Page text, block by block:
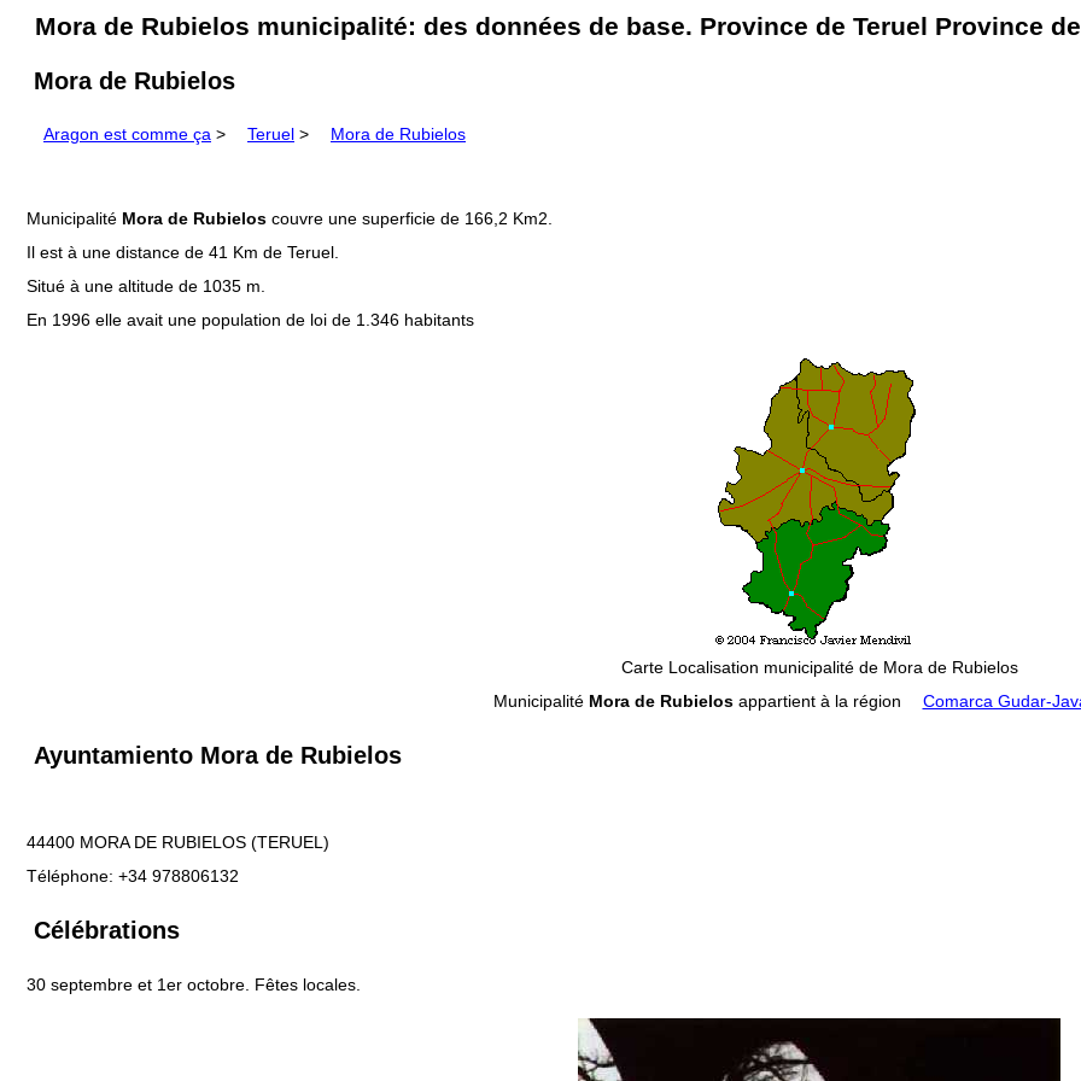
Mora de Rubielos municipalité: des données de base. Province de Teruel Province
Mora de Rubielos
Aragon est comme ça > Teruel > Mora de Rubielos
Municipalité Mora de Rubielos couvre une superficie de 166,2 Km2.
Il est à une distance de 41 Km de Teruel.
Situé à une altitude de 1035 m.
En 1996 elle avait une population de loi de 1.346 habitants
Carte Localisation municipalité de Mora de Rubielos
Municipalité Mora de Rubielosappartient à la région Comarca Gudar-
Ayuntamiento Mora de Rubielos
44400 MORA DE RUBIELOS (TERUEL)
Téléphone: +34 978806132
Célébrations
30 septembre et 1er octobre. Fêtes locales.